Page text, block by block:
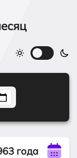
года